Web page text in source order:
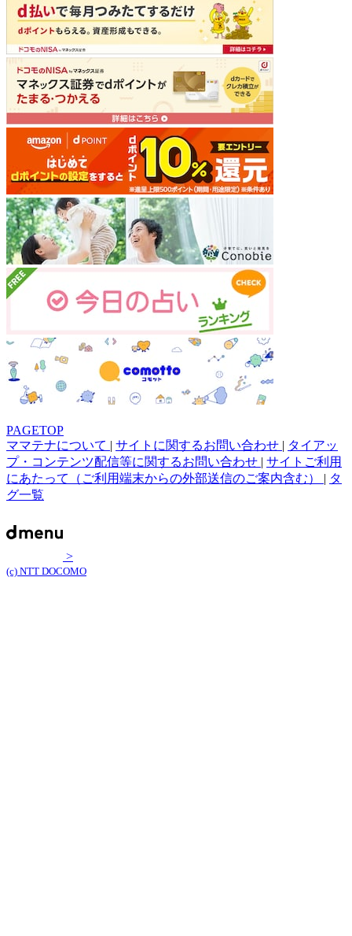
PAGETOP
ママテナについて | サイトに関するお問い合わせ | タイアッ
プ・コンテンツ配信等に関するお問い合わせ | サイトご利用
にあたって（ご利用端末からの外部送信のご案内含む） | タ
グ一覧
>
(c) NTT DOCOMO